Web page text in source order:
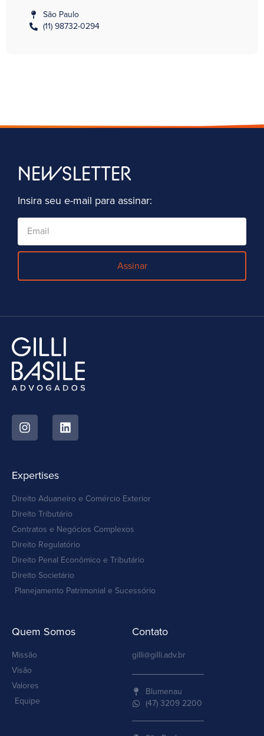
São Paulo
(11) 98732-0294
NEWSLETTER
Insira seu e-mail para assinar:
Assinar
Expertises
Direito Aduaneiro e Comércio Exterior
Direito Tributário
Contratos e Negócios Complexos
Direito Regulatório
Direito Penal Econômico e Tributário
Direito Societário
Planejamento Patrimonial e Sucessório
Quem Somos
Missão
Visão
Valores
Equipe
Contato
gilli@gilli.adv.br
Blumenau
(47) 3209 2200